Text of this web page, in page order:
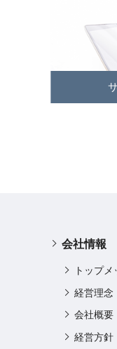
会社情報
トップ
経営理念
会社概要
経営方針